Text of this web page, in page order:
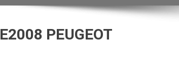
E2008 PEUGEOT